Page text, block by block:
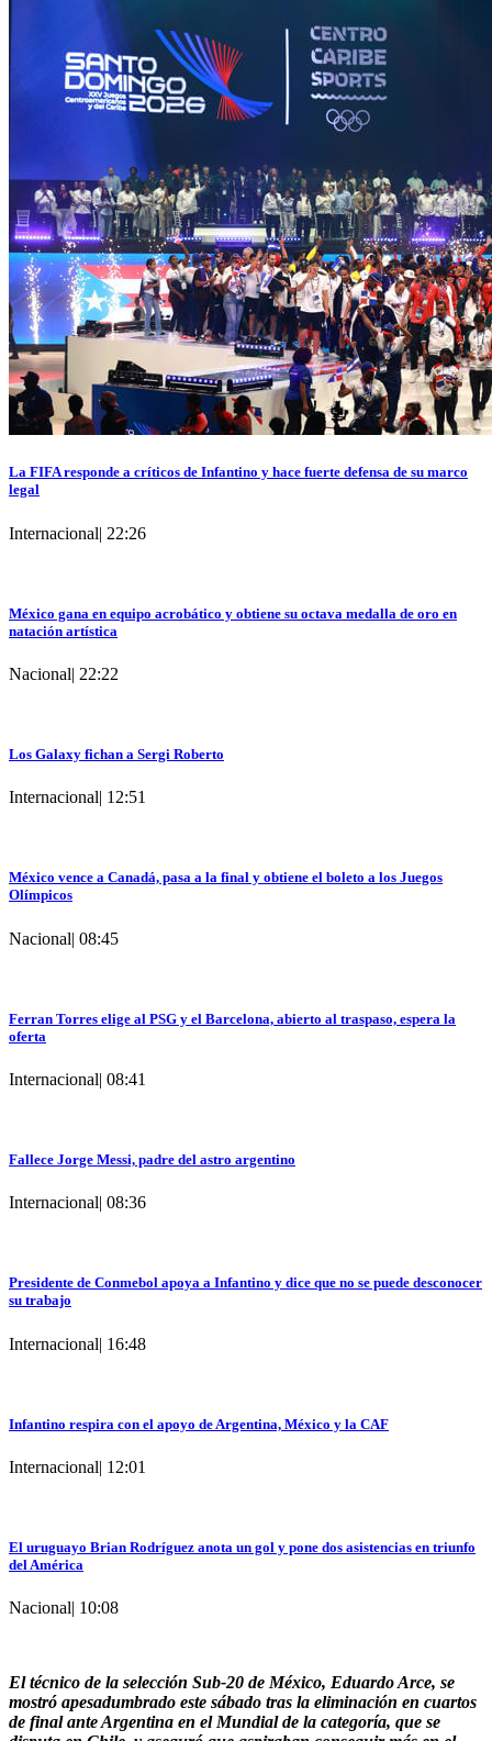
La FIFA responde a críticos de Infantino y hace fuerte defensa de su marco
legal
Internacional| 22:26
México gana en equipo acrobático y obtiene su octava medalla de oro en
natación artística
Nacional| 22:22
Los Galaxy fichan a Sergi Roberto
Internacional| 12:51
México vence a Canadá, pasa a la final y obtiene el boleto a los Juegos
Olímpicos
Nacional| 08:45
Ferran Torres elige al PSG y el Barcelona, abierto al traspaso, espera la
oferta
Internacional| 08:41
Fallece Jorge Messi, padre del astro argentino
Internacional| 08:36
Presidente de Conmebol apoya a Infantino y dice que no se puede desconocer
su trabajo
Internacional| 16:48
Infantino respira con el apoyo de Argentina, México y la CAF
Internacional| 12:01
El uruguayo Brian Rodríguez anota un gol y pone dos asistencias en triunfo
del América
Nacional| 10:08
El técnico de la selección Sub-20 de México, Eduardo Arce, se
mostró apesadumbrado este sábado tras la eliminación en cuartos
de final ante Argentina en el Mundial de la categoría, que se